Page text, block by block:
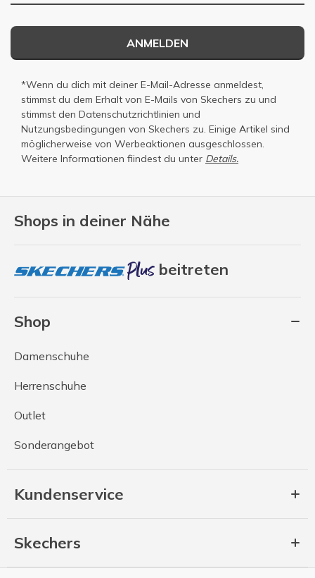
Shops in deiner Nähe
beitreten
Shop
Damenschuhe
Herrenschuhe
Outlet
Sonderangebot
Kundenservice
Skechers
ANMELDEN
*Wenn du dich mit deiner E-Mail-Adresse anmeldest,
stimmst du dem Erhalt von E-Mails von Skechers zu und
stimmst den Datenschutzrichtlinien und
Nutzungsbedingungen von Skechers zu. Einige Artikel sind
möglicherweise von Werbeaktionen ausgeschlossen.
Weitere Informationen fiindest du unter Details.